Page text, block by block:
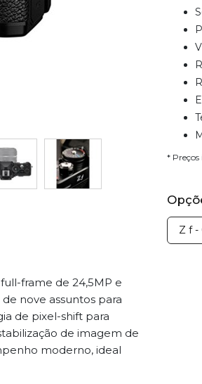
frame de 24,5MP e
nove assuntos para
de pixel-shift para
de imagem de
moderno, ideal
*
Z f -